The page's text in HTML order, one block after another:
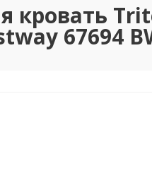
кровать
67694